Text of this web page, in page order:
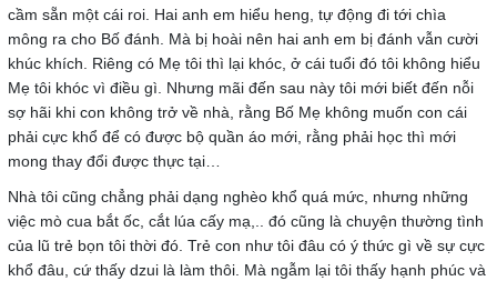
cầm sẵn một cái roi. Hai anh em hiểu heng, tự động đi tới chìa
mông ra cho Bố đánh. Mà bị hoài nên hai anh em bị đánh vẫn cười
khúc khích. Riêng có Mẹ tôi thì lại khóc, ở cái tuổi đó tôi không hiểu
Mẹ tôi khóc vì điều gì. Nhưng mãi đến sau này tôi mới biết đến nỗi
sợ hãi khi con không trở về nhà, rằng Bố Mẹ không muốn con cái
phải cực khổ để có được bộ quần áo mới, rằng phải học thì mới
mong thay đổi được thực tại…
Nhà tôi cũng chẳng phải dạng nghèo khổ quá mức, nhưng những
việc mò cua bắt ốc, cắt lúa cấy mạ,.. đó cũng là chuyện thường tình
của lũ trẻ bọn tôi thời đó. Trẻ con như tôi đâu có ý thức gì về sự cực
khổ đâu, cứ thấy dzui là làm thôi. Mà ngẫm lại tôi thấy hạnh phúc và